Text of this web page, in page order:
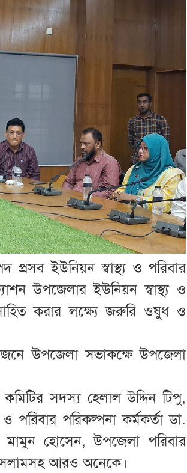
ইউনিয়ন স্বাস্থ্য ও পরিবার
উপজেলার ইউনিয়ন স্বাস্থ্য ও
করার লক্ষ্যে জরুরি ওষুধ ও
উপজেলা সভাকক্ষে উপজেলা
সদস্য হেলাল উদ্দিন টিপু,
পরিকল্পনা কর্মকর্তা ডা.
হোসেন, উপজেলা পরিবার
আরও অনেকে।